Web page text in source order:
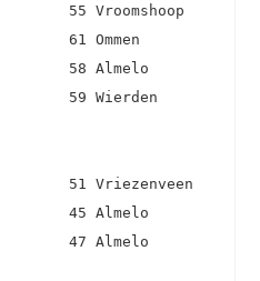
55 Vroomshoop
61 Ommen
58 Almelo
59 Wierden
51 Vriezenveen
45 Almelo
47 Almelo